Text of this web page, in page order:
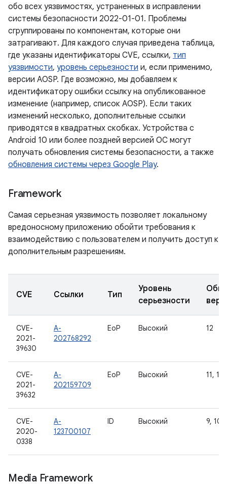
обо всех уязвимостях, устраненных в исправлении
системы безопасности 2022-01-01. Проблемы
сгруппированы по компонентам, которые они
затрагивают. Для каждого случая приведена таблица,
где указаны идентификаторы CVE, ссылки, тип
уязвимости, уровень серьезности и, если применимо,
версии AOSP. Где возможно, мы добавляем к
идентификатору ошибки ссылку на опубликованное
изменение (например, список AOSP). Если таких
изменений несколько, дополнительные ссылки
приводятся в квадратных скобках. Устройства с
Android 10 или более поздней версией ОС могут
получать обновления системы безопасности, а также
обновления системы через Google Play.
Framework
Самая серьезная уязвимость позволяет локальному
вредоносному приложению обойти требования к
взаимодействию с пользователем и получить доступ к
дополнительным разрешениям.
CVE Ссылки Тип
Уровень
серьезности
CVE-
2021-
39630
A-
202768292
EoP Высокий 12
CVE-
2021-
39632
A-
202159709
EoP Высокий 11, 12
CVE-
2020-
0338
A-
123700107
ID Высокий 9, 10
Media Framework